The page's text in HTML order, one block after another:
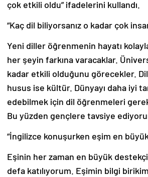
çok etkili oldu” ifadelerini kullandı.
“Kaç dil biliyorsanız o kadar çok
Yeni diller öğrenmenin hayatı
her şeyin farkına varacaklar.
kadar etkili olduğunu görecekler.
husus ise kültür. Dünyayı daha iyi
edebilmek için dil öğrenmeleri
Bu yüzden gençlere tavsiye
“İngilizce konuşurken eşim en
Eşinin her zaman en büyük
defa katılıyorum. Eşimin bilgi